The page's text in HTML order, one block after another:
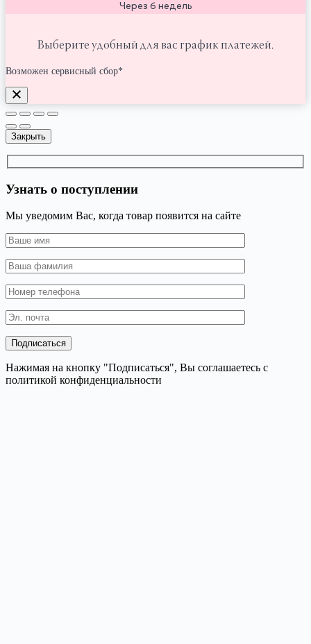
Через 6 недель
Выберите удобный для вас график платежей.
Возможен сервисный сбор*
Закрыть
Узнать о поступлении
Мы уведомим Вас, когда товар появится на сайте
Нажимая на кнопку "Подписаться", Вы соглашаетесь с
политикой конфиденциальности